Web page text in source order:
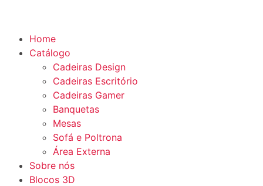
Home
Catálogo
Cadeiras Design
Cadeiras Escritório
Cadeiras Gamer
Banquetas
Mesas
Sofá e Poltrona
Área Externa
Sobre nós
Blocos 3D